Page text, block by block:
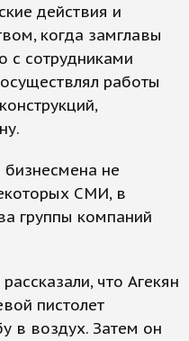
действия и
когда замглавы
с сотрудниками
работы
не
СМИ, в
группы компаний
что Агекян
пистолет
в воздух. Затем он